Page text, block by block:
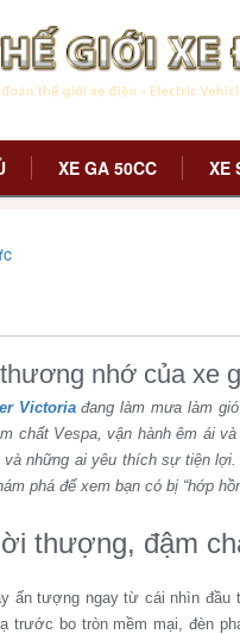
XE GA 50CC XE
nhớ của xe
Victoriađang làm mưa làm
chất Vespa, vận hành êm ái
những ai yêu thích sự tiện
phá để xem bạn có bị “hớp
thượng, đậm
ấn tượng ngay từ cái nhìn
trước bo tròn mềm mại, đèn